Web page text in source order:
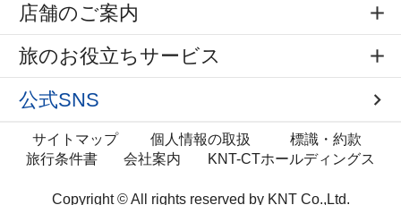
店舗のご案内
旅のお役立ちサービス
公式SNS
サイトマップ 個人情報の取扱
標識・約款
旅行条件書
会社案内 KNT-CTホールディングス
Copyright © All rights reserved by KNT Co.,Ltd.